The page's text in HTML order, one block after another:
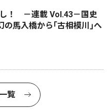
！ －連載 Vol.43－国史
の馬入橋から｢古相模川｣へ
覧